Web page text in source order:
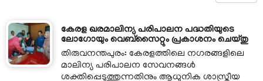
കേരള ഖരമാലിന്യ പരിപാലന പദ്ധതിയുടെ
ലോഗോയും വെബ്‌സൈറ്റും പ്രകാശനം ചെയ്തു
തിരുവനന്തപുരം: കേരളത്തിലെ നഗരങ്ങളിലെ
മാലിന്യ പരിപാലന സേവനങ്ങൾ
ശക്തിപ്പെടുത്തുന്നതിനും ആധുനിക ശാസ്ത്രീയ